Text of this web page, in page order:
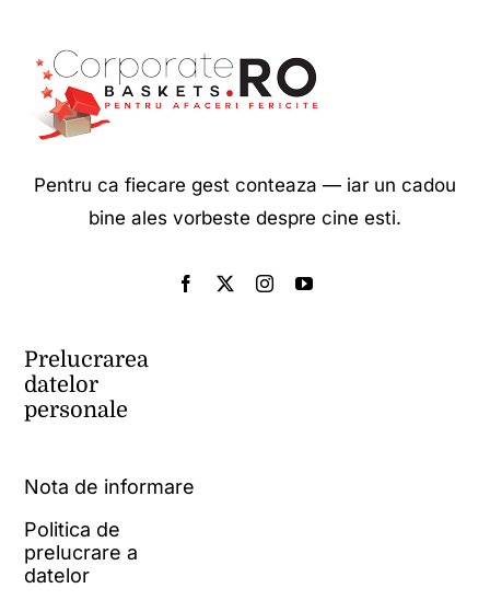
Pentru ca fiecare gest conteaza — iar un cadou
bine ales vorbeste despre cine esti.
Prelucrarea
datelor
personale
Nota de informare
Politica de
prelucrare a
datelor